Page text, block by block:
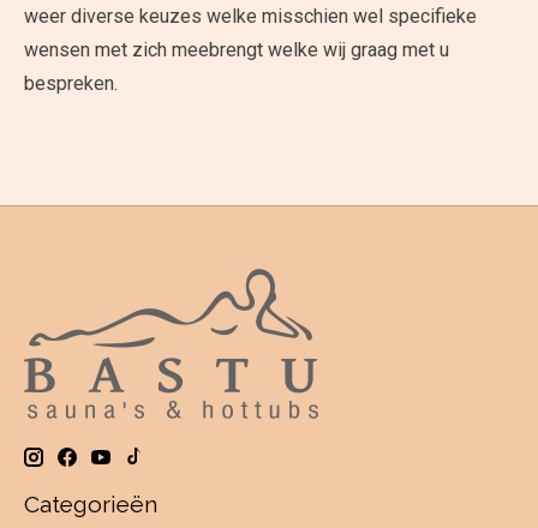
weer diverse keuzes welke misschien wel specifieke
wensen met zich meebrengt welke wij graag met u
bespreken.
Categorieën